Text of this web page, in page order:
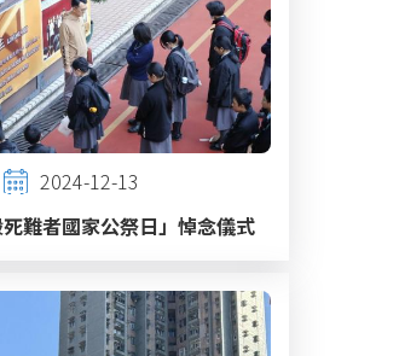
2024-12-13
死難者國家公祭日」悼念儀式